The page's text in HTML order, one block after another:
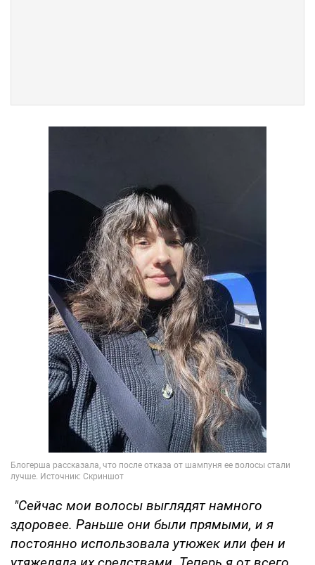
"Сейчас мои волосы выглядят намного
здоровее. Раньше они были прямыми, и я
постоянно использовала утюжек или фен и